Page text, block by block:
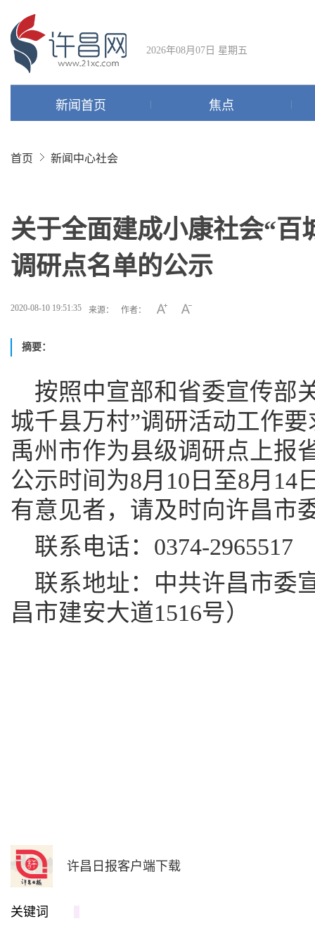
2026年08月07日 星期五
新闻首页 焦点
首页 新闻中心社会
关于全面建成小康社会“百
调研点名单的公示
2020-08-10 19:51:35 来源： 作者：
摘要：
按照中宣部和省委宣传部
城千县万村”调研活动工作
禹州市作为县级调研点上报
公示时间为8月10日至8月14
有意见者，请及时向许昌市
联系电话：0374-2965517
联系地址：中共许昌市委
昌市建安大道1516号）
许昌日报客户端下载
关键词